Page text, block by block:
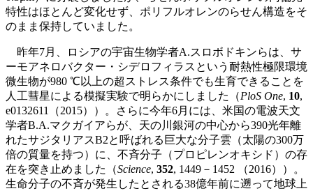
特性はほとんど変化せず、ポリフルオレンのらせん構造をそ
のまま保持していました。
昨年7月、ロシアの宇宙生物学者A.スロボドキンらは、サ
ーモアネロバクター・シデロフィラスという耐熱性極限環境
微生物が980 ℃以上の超ストレス条件でも生育できることを
人工彗星による模擬実験で明らかにしました（PloS One, 10,
e0132611（2015））。さらに今年6月には、米国の電波天文
学者B.A.マクガイアらが、天の川銀河の中心から390光年離
れたサジタリアスB2と呼ばれる巨大な分子雲（太陽の300万
倍の質量を持つ）に、不斉分子（プロピレンオキシド）の存
在を突き止めました（Science, 352, 1449－1452 （2016））。
生命分子の不斉が発生したとされる38億年前に遡って地球上